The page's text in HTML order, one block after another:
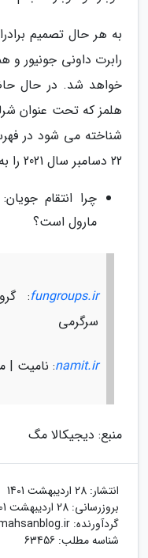
به هر حال تصمیم
رابرت داونی جونیور
خواهد شد. در حال
شناخته می شود در
22 دسامبر سال 2021 را به خود اختصاص داده است.
چرا انتقام
مارول است؟
fungroups.ir
:
سرگرمی
namit.ir: نامیت |
منبع: دیجیکالا مگ
انتشار: 28 اردیبهشت 1401
بروزرسانی: 28 اردیبهشت 1401
گردآورنده:
شناسه مطلب: 63456